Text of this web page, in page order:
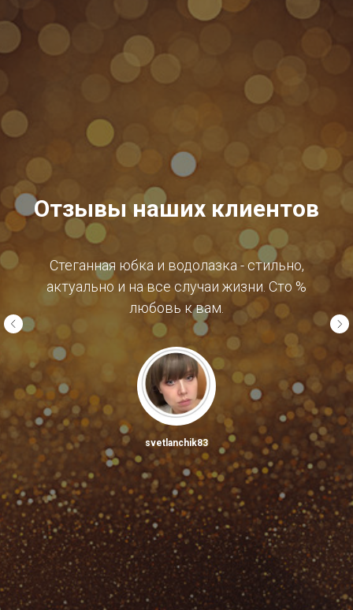
Отзывы наших клиентов
Стеганная юбка и водолазка - стильно,
актуально и на все случаи жизни. Сто %
любовь к вам.
svetlanchik83